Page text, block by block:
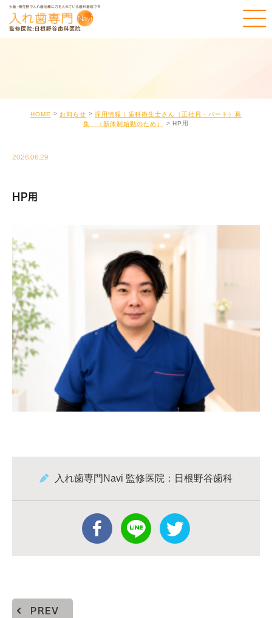
HOME お知らせ
採用情報｜歯科衛生士さん（正社員・パート）募
集 （新体制始動のため）
HP用
2026.06.29
HP用
入れ歯専門Navi 監修医院：日根野谷歯科
PREV